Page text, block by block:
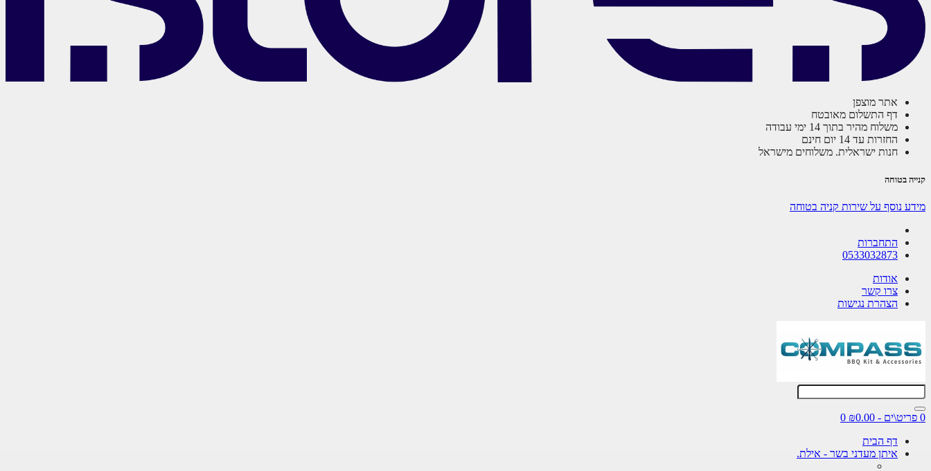
אתר מוצפן
דף התשלום מאובטח
משלוח מהיר בתוך 14 ימי עבודה
החזרות עד 14 יום חינם
חנות ישראלית. משלוחים מישראל
קנייה בטוחה
מידע נוסף על שירות קניה בטוחה
התחברות
0533032873
אודות
צרו קשר
הצהרת נגישות
0 פריט\ים - ₪0.00
0
דף הבית
איתן מעדני בשר - אילת.